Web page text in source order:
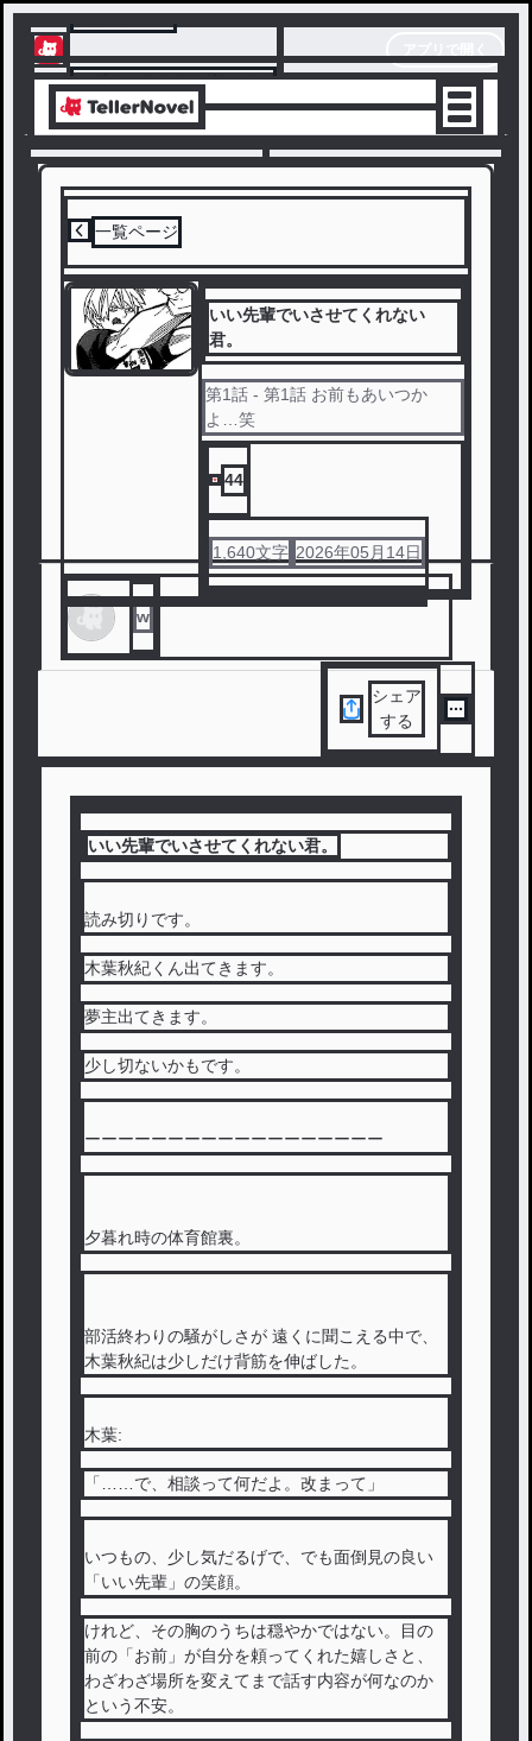
テラーノベル
アプリでサクサク楽しめる
一覧ページ
いい先輩でいさせてくれない
君。
第1話 - 第1話 お前もあいつか
よ…笑
44
1,640文字 2026年05月14日
#ハイキュー #恋愛 #両片思い #木葉秋紀 #すれ違い
w
シェア
する
いい先輩でいさせてくれない君。
読み切りです。
木葉秋紀くん出てきます。
夢主出てきます。
少し切ないかもです。
ーーーーーーーーーーーーーーーーーー
夕暮れ時の体育館裏。
部活終わりの騒がしさが 遠くに聞こえる中で、
木葉秋紀は少しだけ背筋を伸ばした。
木葉:
「……で、相談って何だよ。改まって」
いつもの、少し気だるげで、でも面倒見の良い
「いい先輩」の笑顔。
けれど、その胸のうちは穏やかではない。目の
前の「お前」が自分を頼ってくれた嬉しさと、
わざわざ場所を変えてまで話す内容が何なのか
という不安。